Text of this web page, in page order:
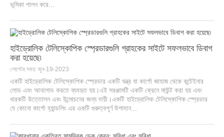
ভূমিকা পালন করে...
হাইড্রোলিক টেলিস্কোপিক স্প্রেডারগুলি গ্রাহকের সাইটে সফলভাবে ডিবাগ
করা হয়েছে৷
পোস্টের সময়: জুন-19-2023
একটি হাইড্রোলিক টেলিস্কোপিক স্প্রেডার একটি যন্ত্র যা কার্গো জাহাজ থেকে কন্টেইনার
লোড এবং আনলোড করতে ব্যবহৃত হয়।এই সরঞ্জামটি একটি ক্রেনে মাউন্ট করা হয় এবং
ধারকটি উত্তোলন এবং উন্মোচনের জন্য দায়ী।একটি হাইড্রোলিক টেলিস্কোপিক স্প্রেডার
যে কোনো কার্গো হ্যান্ডলিং এর একটি গুরুত্বপূর্ণ উপাদান...